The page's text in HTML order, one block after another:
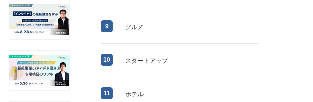
9 グルメ
10 スタートアップ
11 ホテル